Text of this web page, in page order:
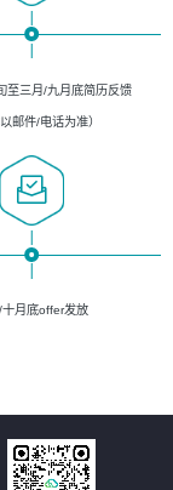
至三月/九月底简历反馈
以邮件/电话为准）
十月底offer发放